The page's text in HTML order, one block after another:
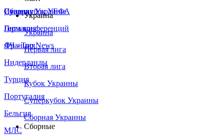
Сборная Украины
Италия
Германия
Франция
Нидерланды
Турция
Португалия
Бельгия
МЛС
Суперкубок УЕФА
Лига конференций
ЛЧ - Top News
Украина
Украина
Первая лига
Вторая лига
Кубок Украины
Суперкубок Украины
Сборная Украины
Сборные